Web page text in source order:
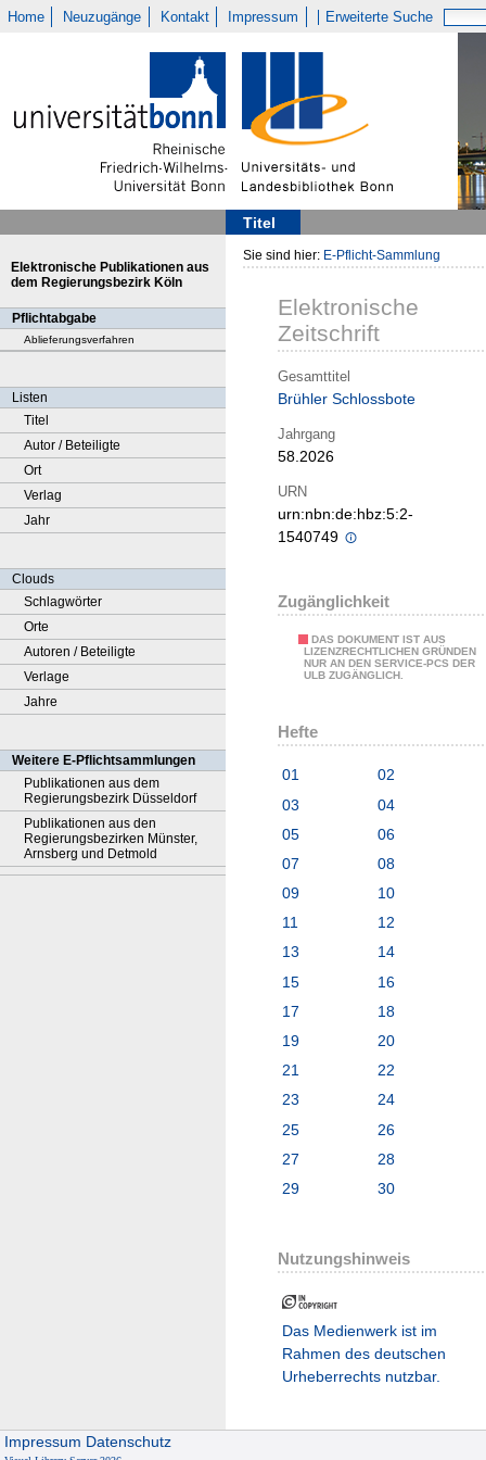
Home Neuzugänge Kontakt Impressum Erweiterte Suche
Titel
Elektronische Publikationen aus
dem Regierungsbezirk Köln
Pflichtabgabe
Ablieferungsverfahren
Listen
Titel
Autor / Beteiligte
Ort
Verlag
Jahr
Clouds
Schlagwörter
Orte
Autoren / Beteiligte
Verlage
Jahre
Weitere E-Pflichtsammlungen
Publikationen aus dem
Regierungsbezirk Düsseldorf
Publikationen aus den
Regierungsbezirken Münster,
Arnsberg und Detmold
Sie sind hier: E-Pflicht-Sammlung
Elektronische
Zeitschrift
Gesamttitel
Brühler Schlossbote
Jahrgang
58.2026
URN
urn:nbn:de:hbz:5:2-
1540749
Zugänglichkeit
DAS DOKUMENT IST AUS
LIZENZRECHTLICHEN GRÜNDEN
NUR AN DEN SERVICE-PCS DER
ULB ZUGÄNGLICH.
Hefte
01
02
03
04
05
06
07
08
09
10
11
12
13
14
15
16
17
18
19
20
21
22
23
24
25
26
27
28
29
30
Nutzungshinweis
Das Medienwerk ist im
Rahmen des deutschen
Urheberrechts nutzbar.
Impressum Datenschutz